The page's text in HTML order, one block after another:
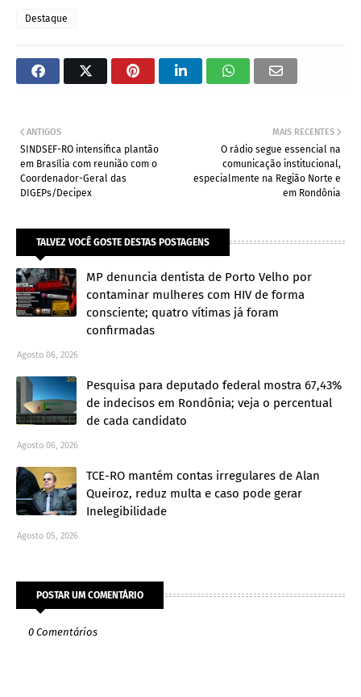
Destaque
MAIS RECENTES
O rádio segue essencial na
comunicação institucional,
especialmente na Região Norte e
em Rondônia
ANTIGOS
SINDSEF-RO intensifica plantão
em Brasília com reunião com o
Coordenador-Geral das
DIGEPs/Decipex
TALVEZ VOCÊ GOSTE DESTAS POSTAGENS
MP denuncia dentista de Porto Velho por
contaminar mulheres com HIV de forma
consciente; quatro vítimas já foram
confirmadas
Agosto 06, 2026
Pesquisa para deputado federal mostra 67,43%
de indecisos em Rondônia; veja o percentual
de cada candidato
Agosto 06, 2026
TCE-RO mantém contas irregulares de Alan
Queiroz, reduz multa e caso pode gerar
Inelegibilidade
Agosto 05, 2026
POSTAR UM COMENTÁRIO
0 Comentários